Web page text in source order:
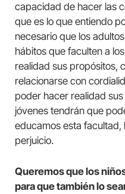
capacidad de hacer las
que es lo que entiendo
necesario que los
hábitos que faculten a
realidad sus propósitos,
relacionarse con
poder hacer realidad
jóvenes tendrán que
educamos esta facultad,
perjuicio.
Queremos que los
para que también lo